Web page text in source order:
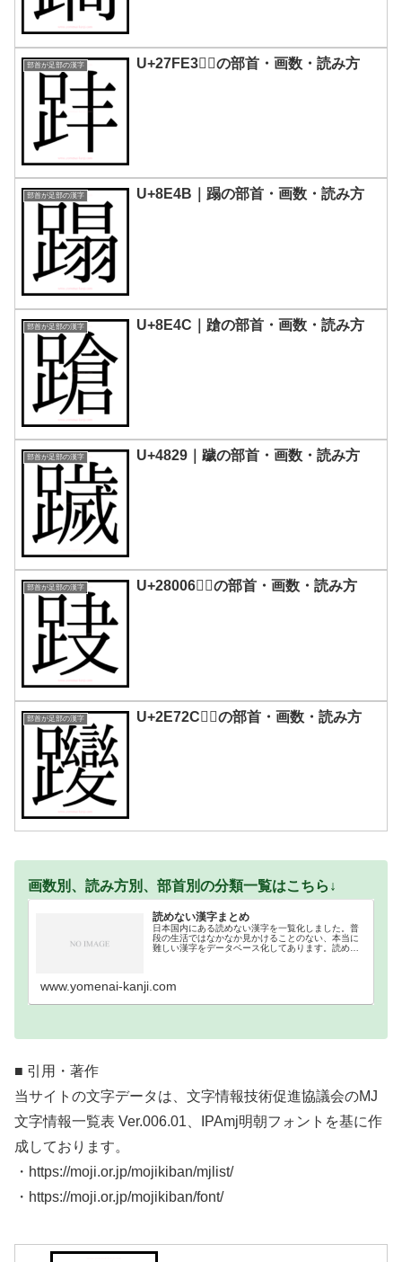
部首が足部の漢字 U+27FE3｜𧿣の部首・画数・読み方
部首が足部の漢字 U+8E4B｜蹋の部首・画数・読み方
部首が足部の漢字 U+8E4C｜蹌の部首・画数・読み方
部首が足部の漢字 U+4829｜䠩の部首・画数・読み方
部首が足部の漢字 U+28006｜𨀆の部首・画数・読み方
部首が足部の漢字 U+2E72C｜𮜬の部首・画数・読み方
画数別、読み方別、部首別の分類一覧はこちら↓
読めない漢字まとめ
日本国内にある読めない漢字を一覧化しました。普
段の生活ではなかなか見かけることのない、本当に
難しい漢字をデータベース化してあります。読めな
www.yomenai-kanji.com
■ 引用・著作
当サイトの文字データは、文字情報技術促進協議会のMJ
文字情報一覧表 Ver.006.01、IPAmj明朝フォントを基に作
成しております。
・https://moji.or.jp/mojikiban/mjlist/
・https://moji.or.jp/mojikiban/font/